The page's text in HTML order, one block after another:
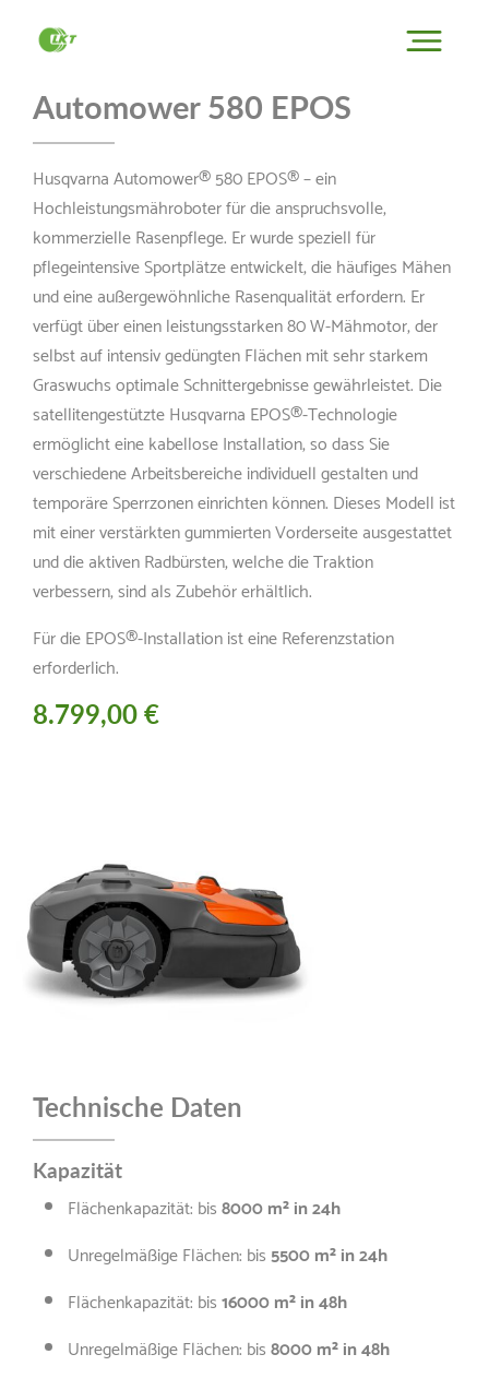
Automower 580 EPOS
Husqvarna Automower® 580 EPOS® – ein
Hochleistungsmähroboter für die anspruchsvolle,
kommerzielle Rasenpflege. Er wurde speziell für
pflegeintensive Sportplätze entwickelt, die häufiges Mähen
und eine außergewöhnliche Rasenqualität erfordern. Er
verfügt über einen leistungsstarken 80 W-Mähmotor, der
selbst auf intensiv gedüngten Flächen mit sehr starkem
Graswuchs optimale Schnittergebnisse gewährleistet. Die
satellitengestützte Husqvarna EPOS®-Technologie
ermöglicht eine kabellose Installation, so dass Sie
verschiedene Arbeitsbereiche individuell gestalten und
temporäre Sperrzonen einrichten können. Dieses Modell ist
mit einer verstärkten gummierten Vorderseite ausgestattet
und die aktiven Radbürsten, welche die Traktion
verbessern, sind als Zubehör erhältlich.
Für die EPOS®-Installation ist eine Referenzstation
erforderlich.
8.799,00 €
Technische Daten
Kapazität
Flächenkapazität: bis8000 m² in 24h
Unregelmäßige Flächen: bis5500 m² in 24h
Flächenkapazität: bis16000 m² in 48h
Unregelmäßige Flächen: bis8000 m² in 48h